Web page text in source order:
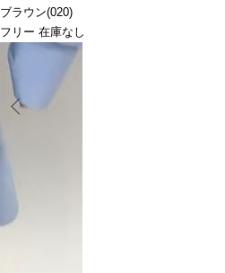
ブラウン(020)
フリー 在庫なし
Prev